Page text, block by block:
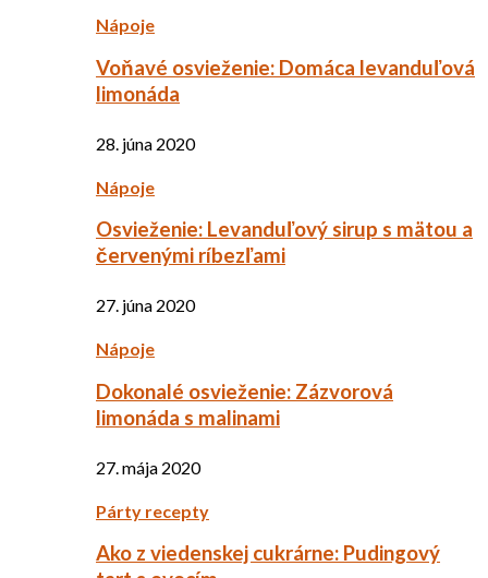
Nápoje
Voňavé osvieženie: Domáca levanduľová
limonáda
28. júna 2020
Nápoje
Osvieženie: Levanduľový sirup s mätou a
červenými ríbezľami
27. júna 2020
Nápoje
Dokonalé osvieženie: Zázvorová
limonáda s malinami
27. mája 2020
Párty recepty
Ako z viedenskej cukrárne: Pudingový